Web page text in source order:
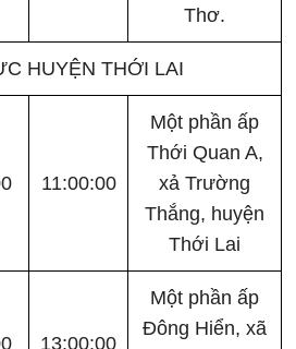
Thơ.
HUYỆN THỚI LAI
11:00:00
Một phần ấp
Thới Quan A,
xả Trường
Thắng, huyện
Thới Lai
13:00:00
Một phần ấp
Đông Hiển, xã